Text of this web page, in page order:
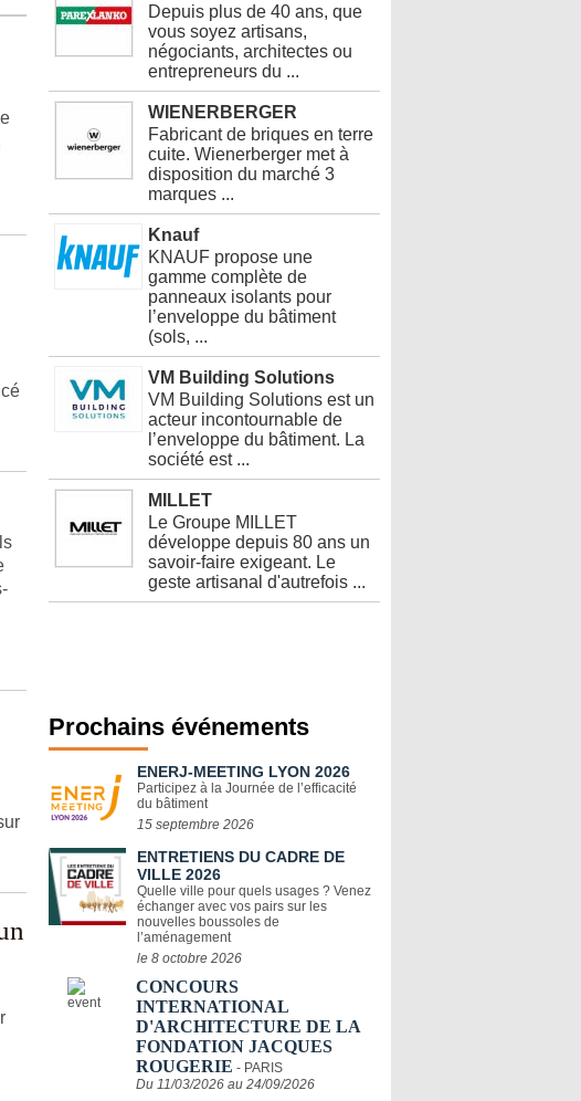
Depuis plus de 40 ans, que
vous soyez artisans,
négociants, architectes ou
entrepreneurs du ...
WIENERBERGER
Fabricant de briques en terre
cuite. Wienerberger met à
disposition du marché 3
marques ...
Knauf
KNAUF propose une
gamme complète de
panneaux isolants pour
l’enveloppe du bâtiment
(sols, ...
VM Building Solutions
VM Building Solutions est un
acteur incontournable de
l’enveloppe du bâtiment. La
société est ...
MILLET
Le Groupe MILLET
développe depuis 80 ans un
savoir-faire exigeant. Le
geste artisanal d'autrefois ...
Prochains événements
ENERJ-MEETING LYON 2026
Participez à la Journée de l’efficacité
du bâtiment
15 septembre 2026
ENTRETIENS DU CADRE DE
VILLE 2026
Quelle ville pour quels usages ? Venez
échanger avec vos pairs sur les
nouvelles boussoles de
l’aménagement
le 8 octobre 2026
CONCOURS
INTERNATIONAL
D'ARCHITECTURE DE LA
FONDATION JACQUES
ROUGERIE - PARIS
Du 11/03/2026 au 24/09/2026